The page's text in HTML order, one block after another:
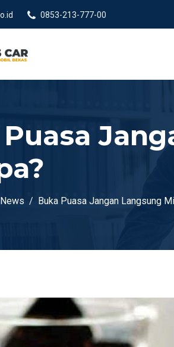
0853-213-777-00
Buka Puasa Jangan Langsung